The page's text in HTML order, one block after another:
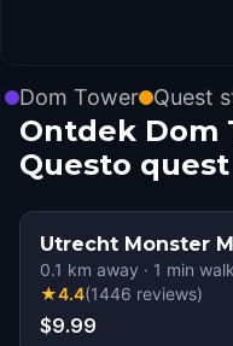
Dom Tower Quest
Ontdek Dom
Questo quest
Utrecht Monster
0.1 km away · 1 min walk
★4.4(1446 reviews)
$9.99